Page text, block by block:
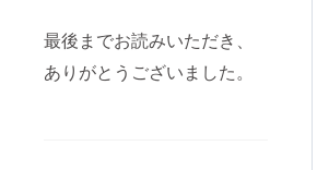
最後までお読みいただき、
ありがとうございました。